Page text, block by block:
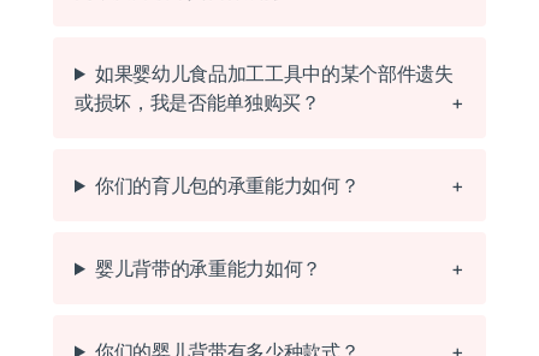
如果婴幼儿食品加工工具中的某个部件遗失
或损坏，我是否能单独购买？
你们的育儿包的承重能力如何？
婴儿背带的承重能力如何？
你们的婴儿背带有多少种款式？